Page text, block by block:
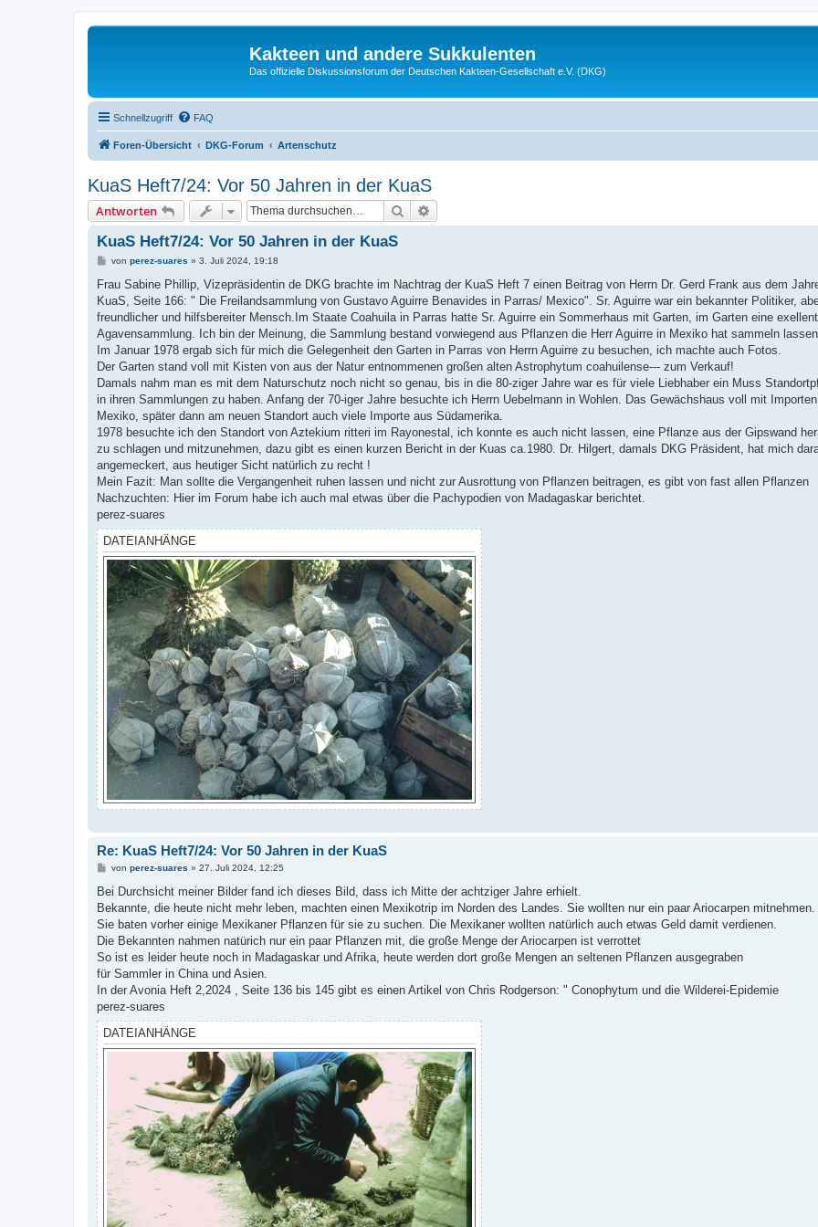
Kakteen und andere Sukkulenten
Das offizielle Diskussionsforum der Deutschen Kakteen-Gesellschaft e.V. (DKG)
Schnellzugriff FAQ
Foren-Übersicht DKG-Forum Artenschutz
KuaS Heft7/24: Vor 50 Jahren in der KuaS
Antworten Suche
KuaS Heft7/24: Vor 50 Jahren in der KuaS
B
i
r
a
von perez-suares » 3. Juli 2024, 19:18
Frau Sabine Phillip, Vizepräsidentin de DKG brachte im Nachtrag der KuaS Heft 7 einen Beitrag von Herrn Dr. Gerd Frank aus dem
KuaS, Seite 166: " Die Freilandsammlung von Gustavo Aguirre Benavides in Parras/ Mexico". Sr. Aguirre war ein bekannter Politiker,
freundlicher und hilfsbereiter Mensch.Im Staate Coahuila in Parras hatte Sr. Aguirre ein Sommerhaus mit Garten, im Garten eine
Agavensammlung. Ich bin der Meinung, die Sammlung bestand vorwiegend aus Pflanzen die Herr Aguirre in Mexiko hat sammeln lassen.
Im Januar 1978 ergab sich für mich die Gelegenheit den Garten in Parras von Herrn Aguirre zu besuchen, ich machte auch Fotos.
Der Garten stand voll mit Kisten von aus der Natur entnommenen großen alten Astrophytum coahuilense--- zum Verkauf!
Damals nahm man es mit dem Naturschutz noch nicht so genau, bis in die 80-ziger Jahre war es für viele Liebhaber ein Muss
in ihren Sammlungen zu haben. Anfang der 70-iger Jahre besuchte ich Herrn Uebelmann in Wohlen. Das Gewächshaus voll mit
Mexiko, später dann am neuen Standort auch viele Importe aus Südamerika.
1978 besuchte ich den Standort von Aztekium ritteri im Rayonestal, ich konnte es auch nicht lassen, eine Pflanze aus der Gipswand
zu schlagen und mitzunehmen, dazu gibt es einen kurzen Bericht in der Kuas ca.1980. Dr. Hilgert, damals DKG Präsident, hat mich
angemeckert, aus heutiger Sicht natürlich zu recht !
Mein Fazit: Man sollte die Vergangenheit ruhen lassen und nicht zur Ausrottung von Pflanzen beitragen, es gibt von fast allen Pflanzen
Nachzuchten: Hier im Forum habe ich auch mal etwas über die Pachypodien von Madagaskar berichtet.
perez-suares
DATEIANHÄNGE
Re: KuaS Heft7/24: Vor 50 Jahren in der KuaS
B
i
r
a
von perez-suares » 27. Juli 2024, 12:25
Bei Durchsicht meiner Bilder fand ich dieses Bild, dass ich Mitte der achtziger Jahre erhielt.
Bekannte, die heute nicht mehr leben, machten einen Mexikotrip im Norden des Landes. Sie wollten nur ein paar Ariocarpen mitnehmen.
Sie baten vorher einige Mexikaner Pflanzen für sie zu suchen. Die Mexikaner wollten natürlich auch etwas Geld damit verdienen.
Die Bekannten nahmen natürich nur ein paar Pflanzen mit, die große Menge der Ariocarpen ist verrottet
So ist es leider heute noch in Madagaskar und Afrika, heute werden dort große Mengen an seltenen Pflanzen ausgegraben
für Sammler in China und Asien.
In der Avonia Heft 2,2024 , Seite 136 bis 145 gibt es einen Artikel von Chris Rodgerson: " Conophytum und die Wilderei-Epidemie
perez-suares
DATEIANHÄNGE